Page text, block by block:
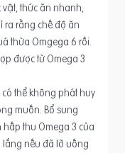
thức ăn nhanh,
rằng chế độ ăn
thừa Omgega 6 rồi.
được từ Omega 3
thể không phát huy
muốn. Bổ sung
thu Omega 3 của
lắng nếu đã lỡ uống